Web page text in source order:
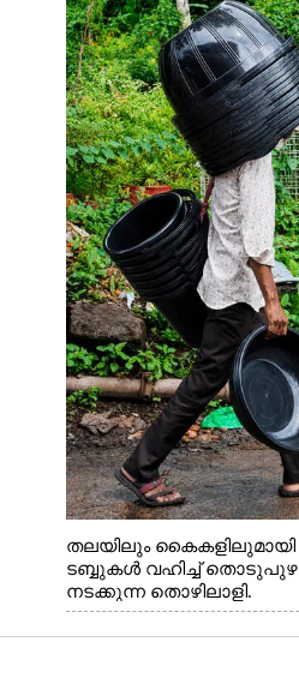
തലയിലും കൈകളിലുമായി
ടബ്ബുകൾ വഹിച്ച് തൊടുപുഴ
നടക്കുന്ന തൊഴിലാളി.